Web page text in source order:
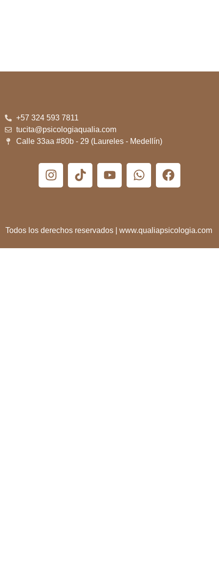
+57 324 593 7811
tucita@psicologiaqualia.com
Calle 33aa #80b - 29 (Laureles - Medellín)
Todos los derechos reservados | www.qualiapsicologia.com